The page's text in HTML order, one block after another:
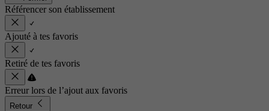
Référencer son établissement
Ajouté à tes favoris
Retiré de tes favoris
Erreur lors de l’ajout aux favoris
Retour